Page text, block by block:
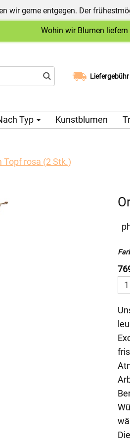
wir gerne entgegen. Der
Wohin wir Blumen liefern
Wählen Sie
Typ Kunstblumen
Topf rosa (2 Stk.)